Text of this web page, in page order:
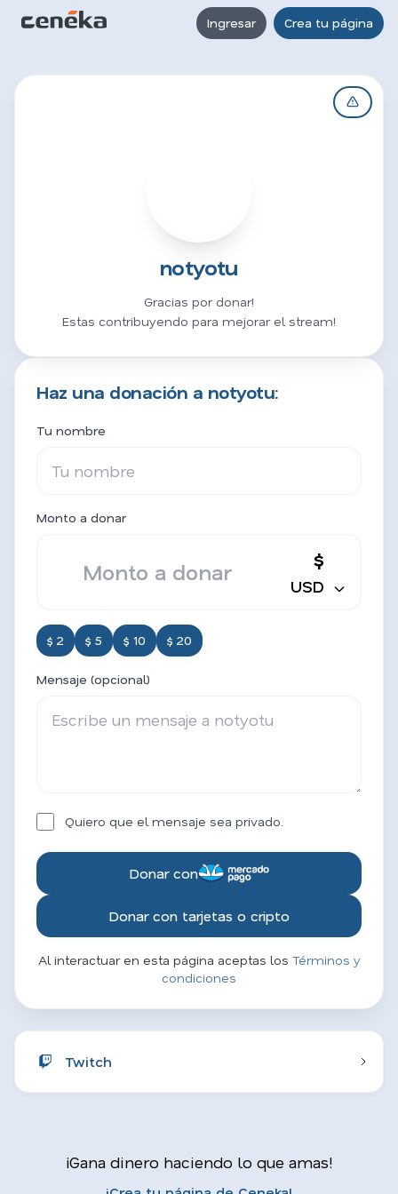
Ingresar Crea tu página
notyotu
Gracias por donar!
Estas contribuyendo para mejorar el stream!
Haz una donación a notyotu:
Tu nombre
Monto a donar
$
USD
$ 2 $ 5 $ 10 $ 20
Mensaje (opcional)
Quiero que el mensaje sea privado.
Donar con
Donar con tarjetas o cripto
Al interactuar en esta página aceptas los Términos y
condiciones
Twitch
¡Gana dinero haciendo lo que amas!